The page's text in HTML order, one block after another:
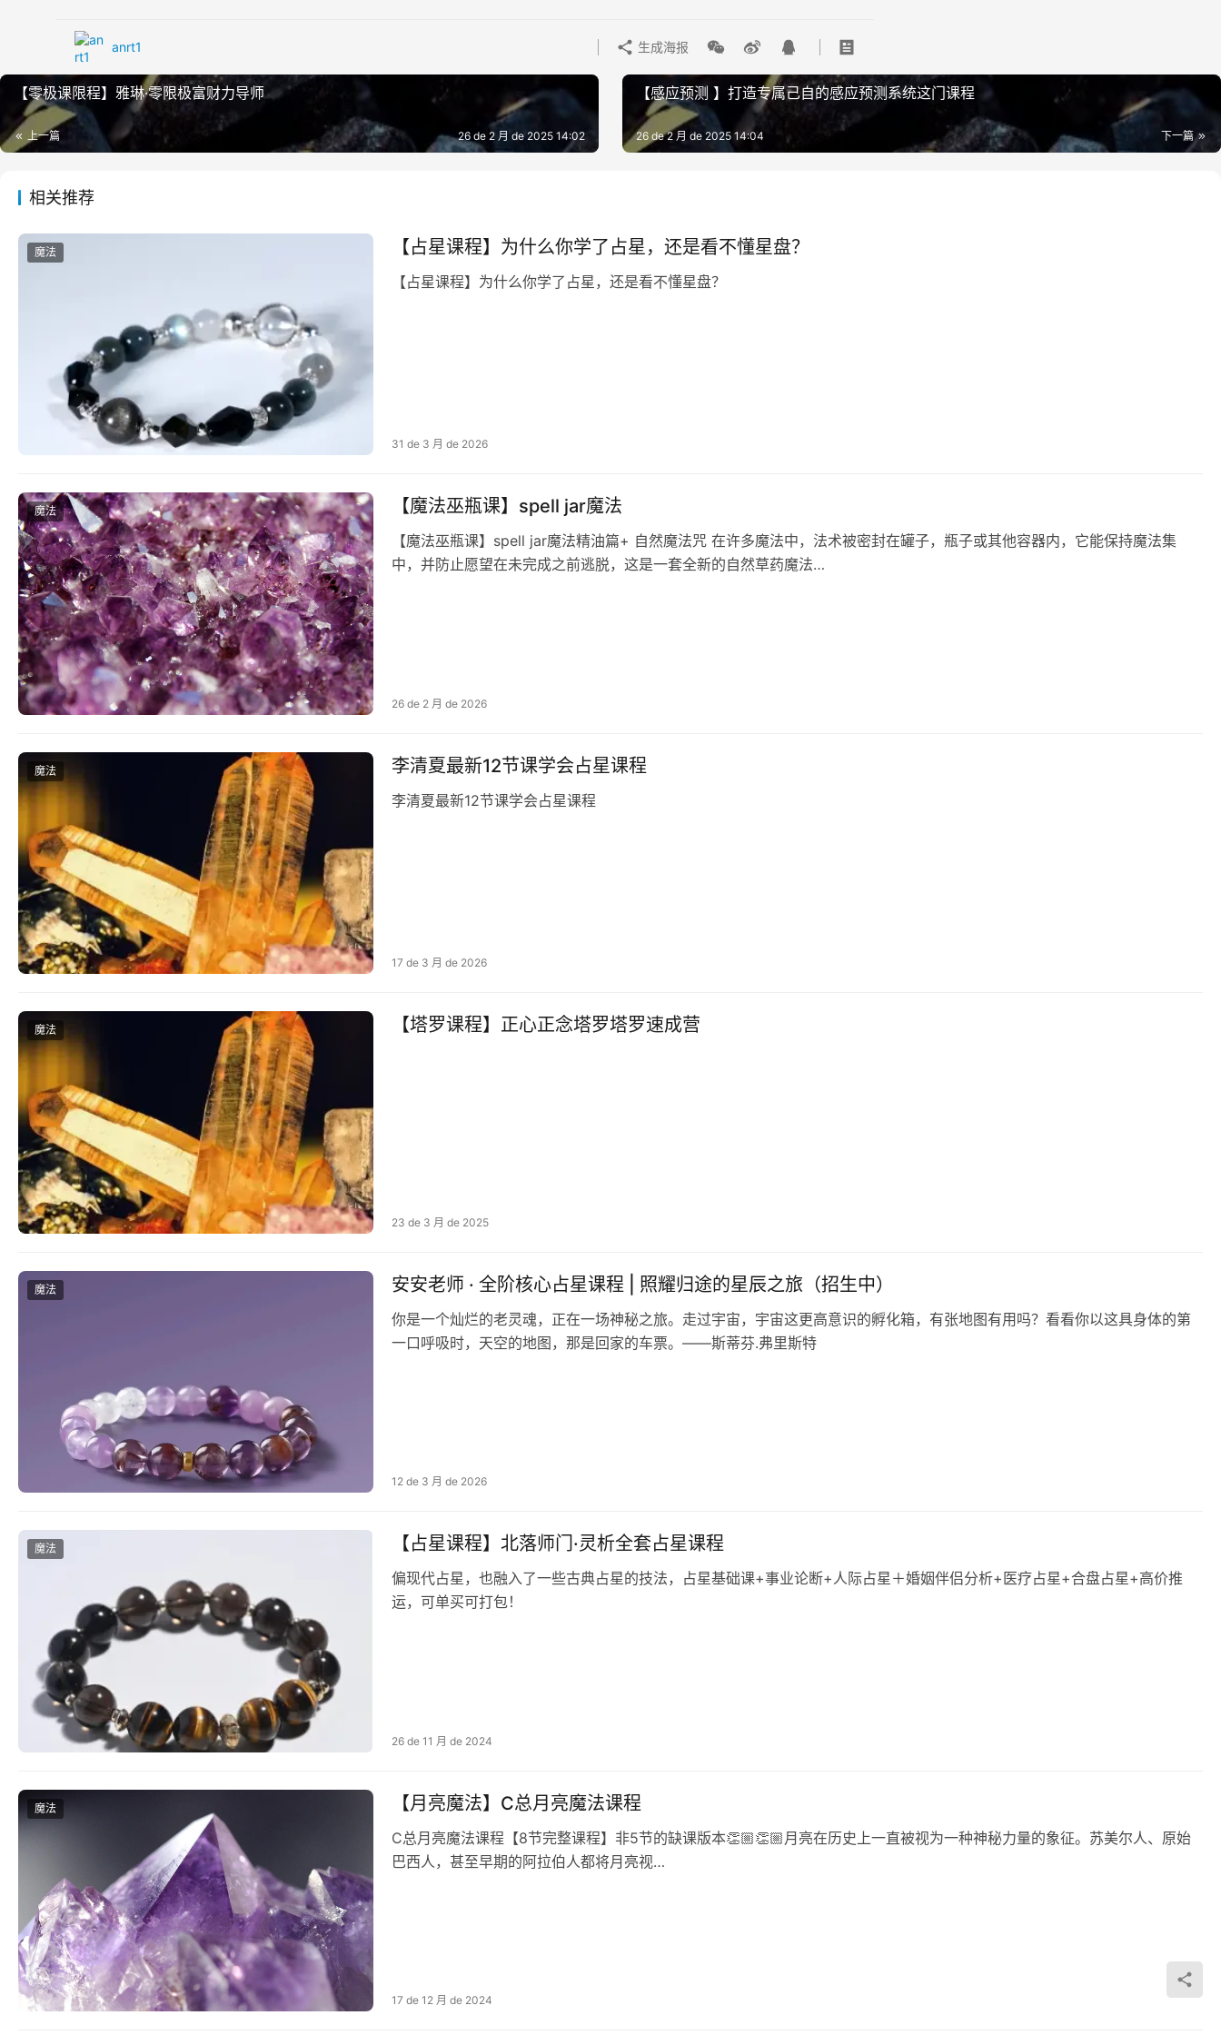
anrt1 生成海报
【零极课限‬程】雅琳·零限极‬富财‬力导师
上一篇 26 de 2 月 de 2025 14:02
【感应预测 】打造专属己自‬的感应预测系统这门课程
下一篇
26 de 2 月 de 2025 14:04
相关推荐
魔法 【占星课程】为什么你学了占星，还是看不懂星盘？
【占星课程】为什么你学了占星，还是看不懂星盘？
31 de 3 月 de 2026
魔法 【魔法巫瓶课】spell jar魔法
【魔法巫瓶课】spell jar魔法精油篇+ 自然魔法咒 在许多魔法中，法术被密封在罐子，瓶子或其他容器内，它能保持魔法集
中，并防止愿望在未完成之前逃脱，这是一套全新的自然草药魔法…
26 de 2 月 de 2026
魔法 李清夏最新12节课学会占星课程
李清夏最新12节课学会占星课程
17 de 3 月 de 2026
魔法 【塔罗课程】正心正念塔罗塔罗速成营
23 de 3 月 de 2025
魔法 安安老师 · 全阶核心占星课程 | 照耀归途的星辰之旅（招生中）
你是一个灿烂的老灵魂，正在一场神秘之旅。走过宇宙，宇宙这更高意识的孵化箱，有张地图有用吗？看看你以这具身体的第
一口呼吸时，天空的地图，那是回家的车票。——斯蒂芬.弗里斯特
12 de 3 月 de 2026
魔法 【占星课程】北落师门·灵析全套占星课程
偏现代占星，也融入了一些古典占星的技法，占星基础课+事业论断+人际占星＋婚姻伴侣分析+医疗占星+合盘占星+高价推
运，可单买可打包！
26 de 11 月 de 2024
魔法 【月亮魔法】C‮月总‬亮魔法课程
C‮月总‬亮魔法课程【8节完整课程】非5节的缺课版本👏🏼👏🏼月亮‮历在‬史上一‮被直‬视为一‮神种‬秘力‮的量‬象征。苏‮尔美‬人、原始
巴西人，甚‮早至‬期的阿拉伯人‮将都‬月亮视…
17 de 12 月 de 2024